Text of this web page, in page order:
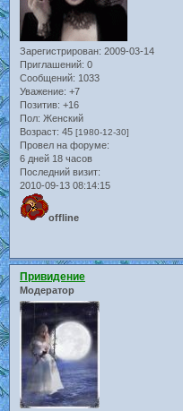
Зарегистрирован: 2009-03-14
Приглашений: 0
Сообщений: 1033
Уважение: +7
Позитив: +16
Пол: Женский
Возраст: 45 [1980-12-30]
Провел на форуме:
6 дней 18 часов
Последний визит:
2010-09-13 08:14:15
offline
Привидение
Модератор